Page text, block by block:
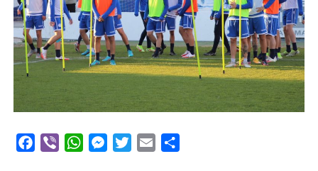
Facebook
Viber WhatsAppMessengerTwitterEmail